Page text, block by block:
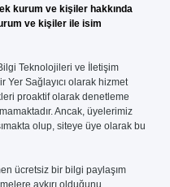
kurum ve kişiler hakkında
ve kişiler ile isim
Teknolojileri ve İletişim
Yer Sağlayıcı olarak hizmet
proaktif olarak denetleme
Ancak, üyelerimiz
olup, siteye üye olarak bu
ücretsiz bir bilgi paylaşım
aykırı olduğunu